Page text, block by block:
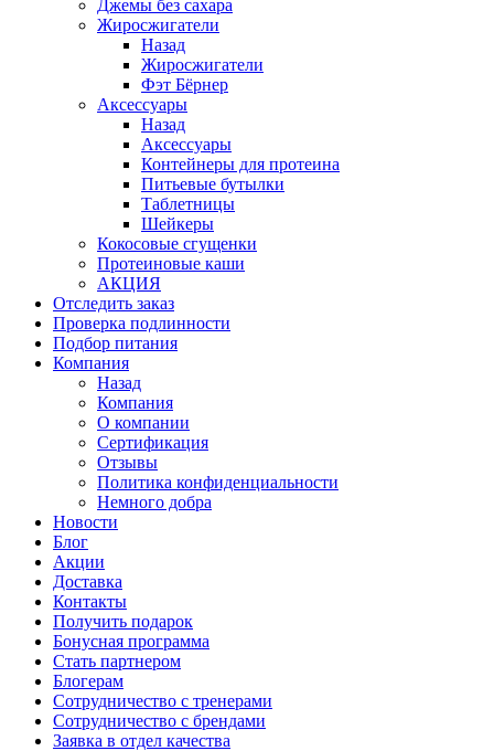
Джемы без сахара
Жиросжигатели
Назад
Жиросжигатели
Фэт Бёрнер
Аксессуары
Назад
Аксессуары
Контейнеры для протеина
Питьевые бутылки
Таблетницы
Шейкеры
Кокосовые сгущенки
Протеиновые каши
АКЦИЯ
Отследить заказ
Проверка подлинности
Подбор питания
Компания
Назад
Компания
О компании
Сертификация
Отзывы
Политика конфиденциальности
Немного добра
Новости
Блог
Акции
Доставка
Контакты
Получить подарок
Бонусная программа
Стать партнером
Блогерам
Сотрудничество с тренерами
Сотрудничество с брендами
Заявка в отдел качества